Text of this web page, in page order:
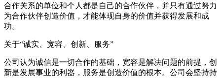
合作关系的单位和个人都是自己的合作伙伴，并只有通过努力
为合作伙伴创造价值，才能体现自身的价值并获得发展和成
功。
关于“诚实、宽容、创新、服务”
公司认为诚信是一切合作的基础，宽容是解决问题的前提，创
新是发展事业的利器，服务是创造价值的根本。公司会坚持持